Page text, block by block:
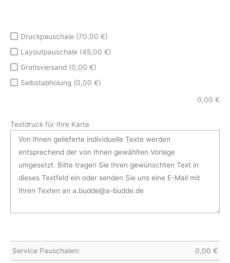
Druckpauschale (70,00 €)
Layoutpauschale (45,00 €)
Gratisversand (0,00 €)
Selbstabholung (0,00 €)
0,00 €
Textdruck für Ihre Karte
Service Pauschalen: 0,00 €